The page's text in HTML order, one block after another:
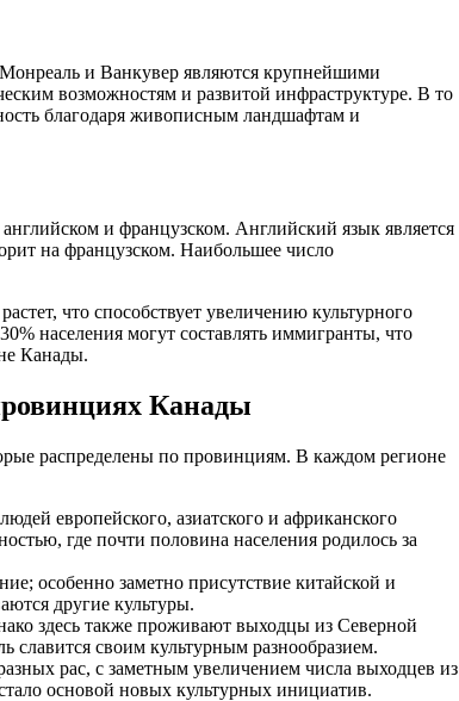
и Ванкувер являются крупнейшими
возможностям и развитой инфраструктуре. В то
благодаря живописным ландшафтам и
и французском. Английский язык является
на французском. Наибольшее число
что способствует увеличению культурного
населения могут составлять иммигранты, что
Канады.
Канады
распределены по провинциям. В каждом регионе
европейского, азиатского и африканского
где почти половина населения родилось за
особенно заметно присутствие китайской и
другие культуры.
здесь также проживают выходцы из Северной
своим культурным разнообразием.
рас, с заметным увеличением числа выходцев из
основой новых культурных инициатив.